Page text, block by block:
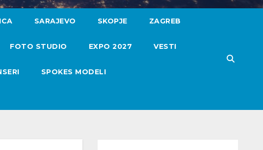
SARAJEVO SKOPJE ZAGREB
FOTO STUDIO EXPO 2027 VESTI
SPOKES MODELI